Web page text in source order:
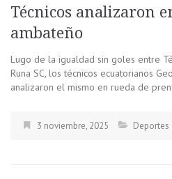
Técnicos analizaron
ambateño
Lugo de la igualdad sin goles entre
Runa SC, los técnicos ecuatorianos
analizaron el mismo en rueda de
3 noviembre, 2025 Deportes